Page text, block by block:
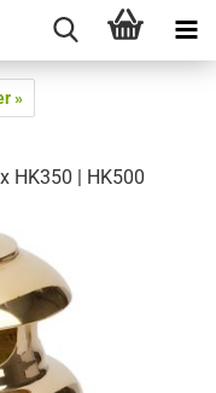
»
HK350 | HK500